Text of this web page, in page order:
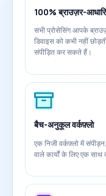
100% ब्राउज़र-
सभी प्रोसेसिंग आपके
डिवाइस को कभी नहीं
संपीड़ित कर सकते हैं।
बैच-अनुकूल वर्कफ़्लो
एक निजी वर्कफ़्लो में
वाले कार्यों के लिए एक